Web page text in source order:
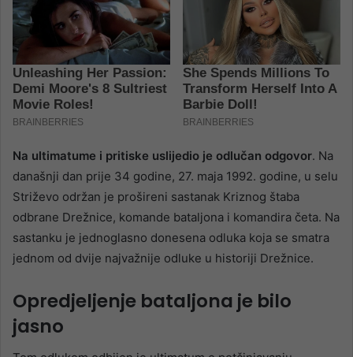
Na ultimatume i pritiske uslijedio je odlučan odgovor. Na
današnji dan prije 34 godine, 27. maja 1992. godine, u selu
Striževo održan je prošireni sastanak Kriznog štaba
odbrane Drežnice, komande bataljona i komandira četa. Na
sastanku je jednoglasno donesena odluka koja se smatra
jednom od dvije najvažnije odluke u historiji Drežnice.
Opredjeljenje bataljona je bilo
jasno